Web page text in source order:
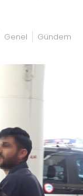
Genel Gündem